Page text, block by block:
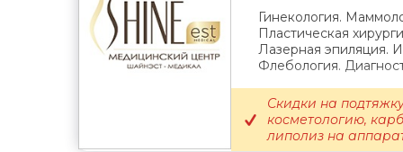
Гинекология.
Пластическая
Лазерная эпиляция.
Флебология.
Скидки на
косметологию,
липолиз на